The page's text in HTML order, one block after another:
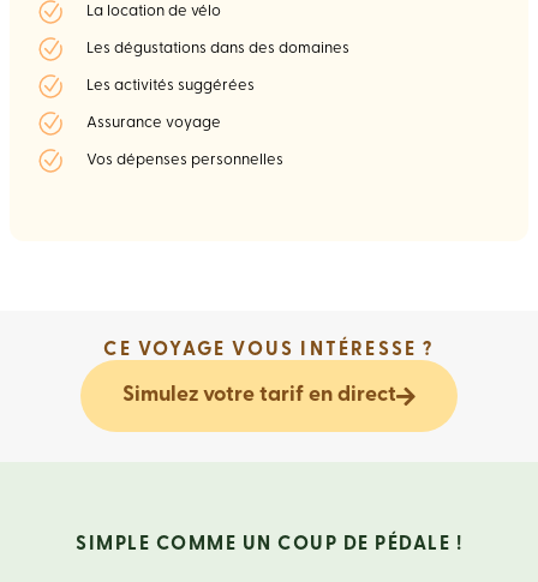
La location de vélo
Les dégustations dans des domaines
Les activités suggérées
Assurance voyage
Vos dépenses personnelles
CE VOYAGE VOUS INTÉRESSE ?
Simulez votre tarif en direct
SIMPLE COMME UN COUP DE PÉDALE !